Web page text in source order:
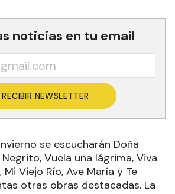
noticias en tu email
RECIBIR NEWSLETTER
se escucharán Doña
Vuela una lágrima, Viva
Mi Viejo Río, Ave María y Te
otras obras destacadas. La